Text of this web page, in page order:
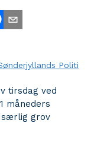
Politi
tirsdag ved
måneders
særlig grov